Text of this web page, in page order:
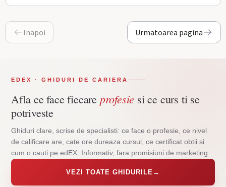
Inapoi Urmatoarea pagina
EDEX · GHIDURI DE CARIERA
Afla ce face fiecare profesie si ce curs ti se
potriveste
Ghiduri clare, scrise de specialisti: ce face o profesie, ce nivel
de calificare are, cate ore dureaza cursul, ce certificat obtii si
cum o cauti pe edEX. Informativ, fara promisiuni de marketing.
VEZI TOATE GHIDURILE →